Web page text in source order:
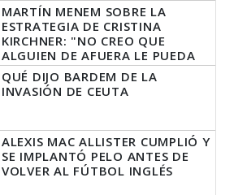
MARTÍN MENEM SOBRE LA
ESTRATEGIA DE CRISTINA
KIRCHNER: "NO CREO QUE
ALGUIEN DE AFUERA LE PUEDA
DECIR A LA JUSTICIA LO QUE
TIENE QUE HACER"
QUÉ DIJO BARDEM DE LA
INVASIÓN DE CEUTA
ALEXIS MAC ALLISTER CUMPLIÓ Y
SE IMPLANTÓ PELO ANTES DE
VOLVER AL FÚTBOL INGLÉS